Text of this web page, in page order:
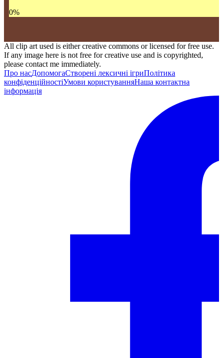
0%
All clip art used is either creative commons or licensed for free use.
If any image here is not free for creative use and is copyrighted,
please contact me immediately.
Про насДопомогаСтворені лексичні ігриПолітика
конфіденційностіУмови користуванняНаша контактна
інформація